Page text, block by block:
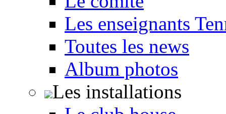
Les enseignants
Toutes les news
Album photos
Les installations